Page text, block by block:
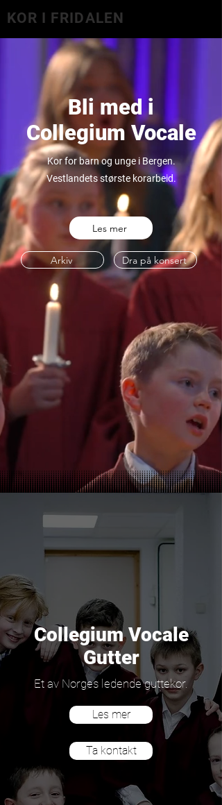
KOR I FRIDALEN
Bli med i
Collegium Vocale
Kor for barn og unge i Bergen.
Vestlandets største korarbeid.
Les mer
Arkiv Dra på konsert
Collegium Vocale
Gutter
Et av Norges ledende guttekor.
Les mer
Ta kontakt